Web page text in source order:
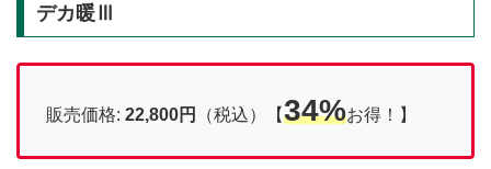
デカ暖Ⅲ
販売価格: 22,800円 （税込）【34%お得！】